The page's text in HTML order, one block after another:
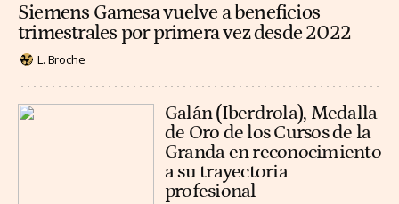
Siemens Gamesa vuelve a beneficios
trimestrales por primera vez desde 2022
L. Broche
Galán (Iberdrola), Medalla
de Oro de los Cursos de la
Granda en reconocimiento
a su trayectoria
profesional